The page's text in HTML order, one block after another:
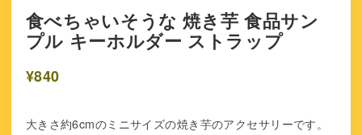
食べちゃいそうな 焼き芋 食品サン
プル キーホルダー ストラップ
¥840
大きさ約6cmのミニサイズの焼き芋のアクセサリーです。